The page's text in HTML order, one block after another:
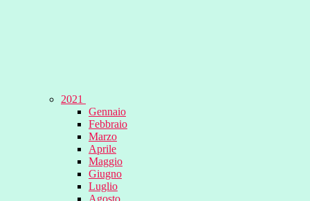
2021
Gennaio
Febbraio
Marzo
Aprile
Maggio
Giugno
Luglio